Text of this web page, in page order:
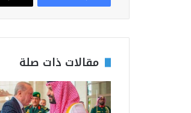
مقالات ذات صلة